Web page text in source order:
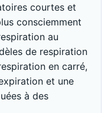
courtes et
consciemment
au
de respiration
en carré,
et une
à des